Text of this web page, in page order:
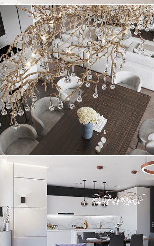
Интерьер квартиры выполнен в
современном классическом стиле в
светлых оттенках ...
Проект 2022 года!
Современная классика
Интерьер квартиры в ЖК "Крестовский de
luxe" выполнен в современном стиле.
Интерьер этой большой двухкомнатной ...